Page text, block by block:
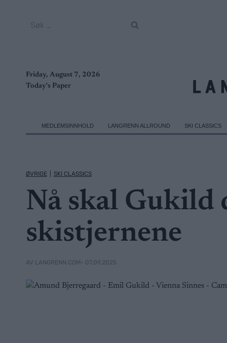
Friday, August 7, 2026
Today's Paper
MEDLEMSINNHOLD LANGRENN ALLROUND SKI CLASSICS
ØVRIGE SKI CLASSICS
Nå skal Gukild
skistjernene
AV LANGRENN.COM • 07.09.2025